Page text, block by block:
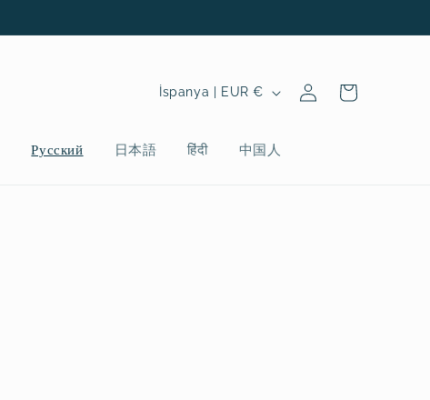
Русский 日本語 हिंदी 中国人
Ü
k
İspanya | EUR € Sepet